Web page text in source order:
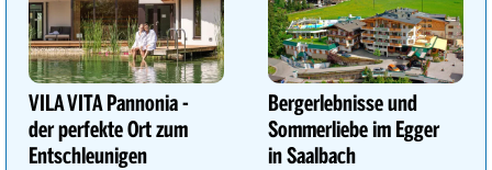
VILA VITA Pannonia -
der perfekte Ort zum
Entschleunigen
Bergerlebnisse und
Sommerliebe im Egger
in Saalbach